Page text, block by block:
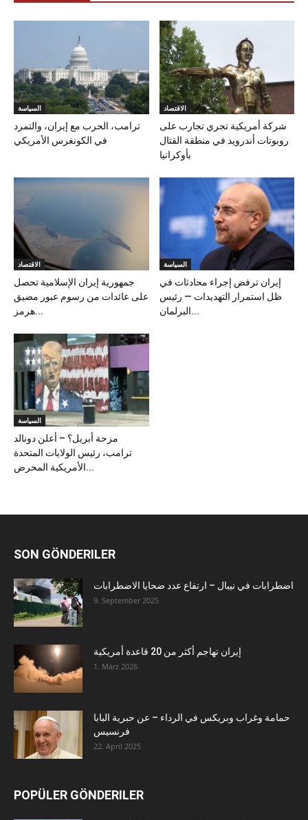
السياسة
ترامب، الحرب مع إيران، والتمرد
في الكونغرس الأمريكي
الاقتصاد
شركة أمريكية تجري تجارب على
روبوتات أندرويد في منطقة القتال
بأوكرانيا
الاقتصاد
جمهورية إيران الإسلامية تحصل
على عائدات من رسوم عبور مضيق
هرمز...
السياسة
إيران ترفض إجراء محادثات في
ظل استمرار التهديدات — رئيس
البرلمان...
السياسة
مزحة أبريل؟ – أعلن دونالد
ترامب، رئيس الولايات المتحدة
الأمريكية المحرض...
SON GÖNDERILER
اضطرابات في نيبال – ارتفاع عدد ضحايا الاضطرابات
9. September 2025
إيران تهاجم أكثر من 20 قاعدة أمريكية
1. März 2026
حمامة وغراب وبريكس في الرداء – عن حبرية البابا
فرنسيس
22. April 2025
POPÜLER GÖNDERILER